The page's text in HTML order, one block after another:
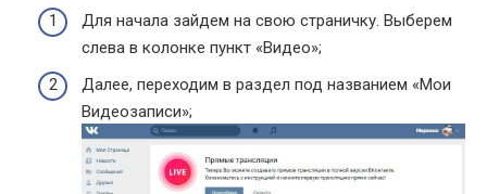
Для начала зайдем на свою страничку. Выберем
слева в колонке пункт «Видео»;
Далее, переходим в раздел под названием «Мои
Видеозаписи»;